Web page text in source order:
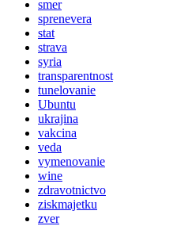
smer
sprenevera
stat
strava
syria
transparentnost
tunelovanie
Ubuntu
ukrajina
vakcina
veda
vymenovanie
wine
zdravotnictvo
ziskmajetku
zver